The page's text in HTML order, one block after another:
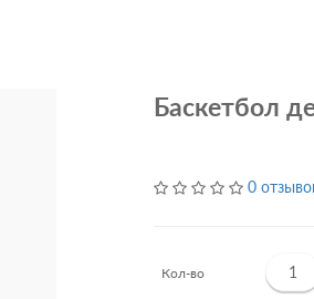
Баскетбол
0
Кол-во